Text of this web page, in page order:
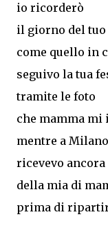
io ricorderò
il giorno del
come quello in
seguivo la tua
tramite le foto
che mamma
mentre a Milano
ricevevo
della mia di
prima di